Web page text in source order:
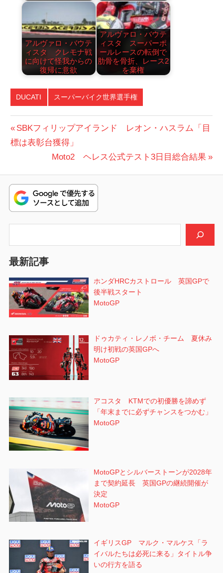
アルヴァロ・バウテ
ィスタ クレモナ戦
に向けて怪我からの
復帰に意欲
アルヴァロ・バウテ
ィスタ スーパーポ
ールレースの転倒で
肋骨を骨折、レース2
を棄権
DUCATI スーパーバイク世界選手権
投
稿
ビ
ゲ
ー
シ
ョ
ン
前
の
SBKフィリップアイランド レオン・ハスラム「目
標は表彰台獲得」
次
投
稿:
Moto2 ヘレス公式テスト3日目総合結果
最新記事
ホンダHRCカストロール 英国GPで
後半戦スタート
MotoGP
ドゥカティ・レノボ・チーム 夏休み
明け初戦の英国GPへ
MotoGP
アコスタ KTMでの初優勝を諦めず
「年末までに必ずチャンスをつかむ」
MotoGP
MotoGPとシルバーストーンが2028年
まで契約延長 英国GPの継続開催が
決定
MotoGP
イギリスGP マルク・マルケス「ラ
イバルたちは必死に来る」タイトル争
いの行方を語る